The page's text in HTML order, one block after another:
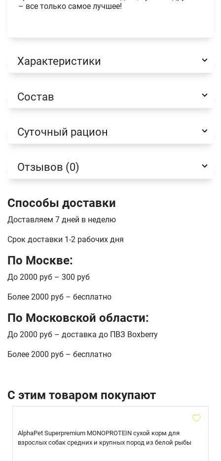
– все только самое лучшее!
Характеристики
Состав
Суточный рацион
Отзывов (0)
Способы доставки
Доставляем 7 дней в неделю
Срок доставки 1-2 рабочих дня
По Москве:
До 2000 руб – 300 руб
Более 2000 руб – бесплатно
По Московской области:
До 2000 руб – доставка до ПВЗ Boxberry
Более 2000 руб – бесплатно
С этим товаром покупают
AlphaPet Superpremium MONOPROTEIN сухой корм для
взрослых собак средних и крупных пород из белой рыбы
Оформить заказ
Имя